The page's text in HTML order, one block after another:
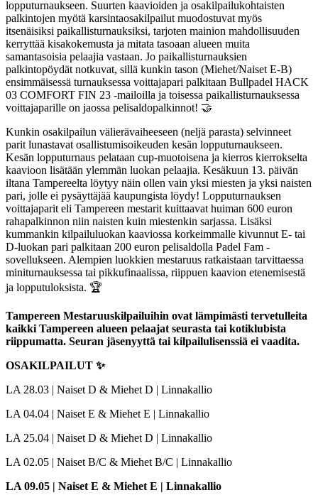
lopputurnaukseen. Suurten kaavioiden ja osakilpailukohtaisten
palkintojen myötä karsintaosakilpailut muodostuvat myös
itsenäisiksi paikallisturnauksiksi, tarjoten mainion mahdollisuuden
kerryttää kisakokemusta ja mitata tasoaan alueen muita
samantasoisia pelaajia vastaan. Jo paikallisturnauksien
palkintopöydät notkuvat, sillä kunkin tason (Miehet/Naiset E-B)
ensimmäisessä turnauksessa voittajapari palkitaan Bullpadel HACK
03 COMFORT FIN 23 -mailoilla ja toisessa paikallisturnauksessa
voittajaparille on jaossa pelisaldopalkinnot! 🤝
Kunkin osakilpailun välierävaiheeseen (neljä parasta) selvinneet
parit lunastavat osallistumisoikeuden kesän lopputurnaukseen.
Kesän lopputurnaus pelataan cup-muotoisena ja kierros kierrokselta
kaavioon lisätään ylemmän luokan pelaajia. Kesäkuun 13. päivän
iltana Tampereelta löytyy näin ollen vain yksi miesten ja yksi naisten
pari, jolle ei pysäyttäjää kaupungista löydy! Lopputurnauksen
voittajaparit eli Tampereen mestarit kuittaavat huiman 600 euron
rahapalkinnon niin naisten kuin miestenkin sarjassa. Lisäksi
kummankin kilpailuluokan kaaviossa korkeimmalle kivunnut E- tai
D-luokan pari palkitaan 200 euron pelisaldolla Padel Fam -
sovellukseen. Alempien luokkien mestaruus ratkaistaan tarvittaessa
miniturnauksessa tai pikkufinaalissa, riippuen kaavion etenemisestä
ja lopputuloksista. 🏆
Tampereen Mestaruuskilpailuihin ovat lämpimästi tervetulleita
kaikki Tampereen alueen pelaajat seurasta tai kotiklubista
riippumatta. Seuran jäsenyyttä tai kilpailulisenssiä ei vaadita.
OSAKILPAILUT ✨
LA 28.03 | Naiset D & Miehet D | Linnakallio
LA 04.04 | Naiset E & Miehet E | Linnakallio
LA 25.04 | Naiset D & Miehet D | Linnakallio
LA 02.05 | Naiset B/C & Miehet B/C | Linnakallio
LA 09.05 | Naiset E & Miehet E | Linnakallio